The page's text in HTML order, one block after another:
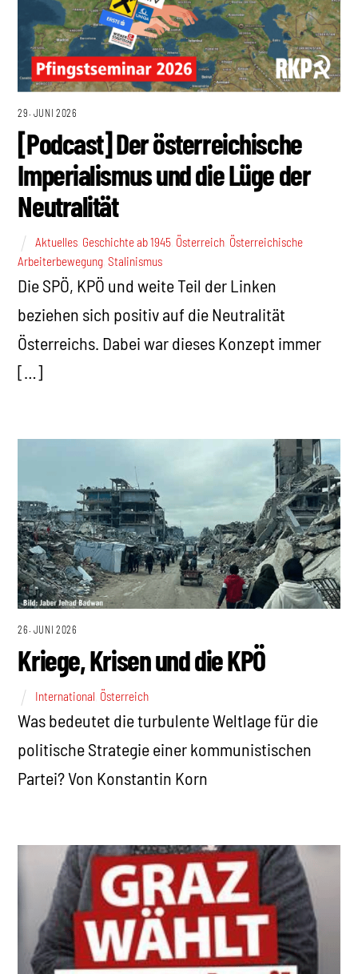
29. JUNI 2026
[Podcast] Der österreichische
Imperialismus und die Lüge der
Neutralität
Aktuelles Geschichte ab 1945 Österreich Österreichische
Arbeiterbewegung ,Stalinismus
Die SPÖ, KPÖ und weite Teil der Linken
beziehen sich positiv auf die Neutralität
Österreichs. Dabei war dieses Konzept immer
[…]
26. JUNI 2026
Kriege, Krisen und die KPÖ
International Österreich
Was bedeutet die turbulente Weltlage für die
politische Strategie einer kommunistischen
Partei? Von Konstantin Korn